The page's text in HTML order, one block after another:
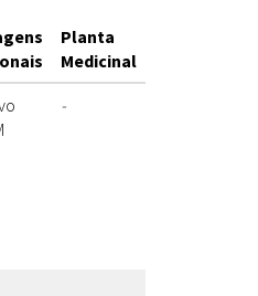
Planta
Medicinal
-